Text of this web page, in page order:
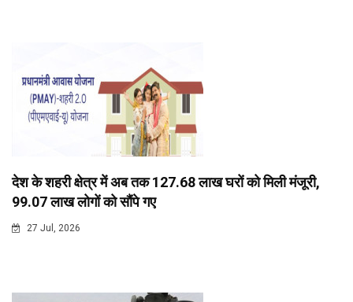
देश के शहरी क्षेत्र में अब तक 127.68 लाख घरों को मिली मंजूरी,
99.07 लाख लोगों को सौंपे गए
27 Jul, 2026